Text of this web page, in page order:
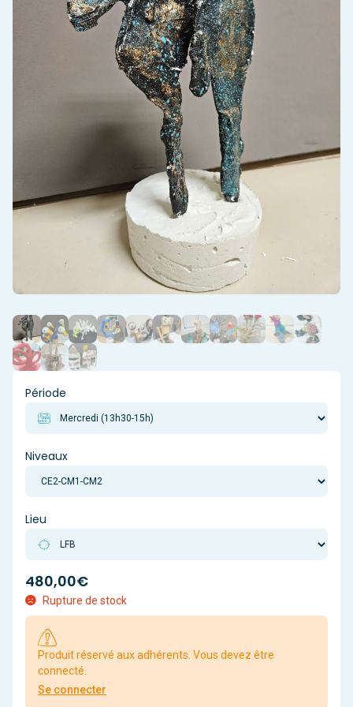
Période
Niveaux
Lieu
480,00€
Rupture de stock
Produit réservé aux adhérents. Vous devez être
connecté.
Se connecter